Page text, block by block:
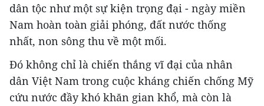
dân tộc như một sự kiện trọng đại - ngày miền
Nam hoàn toàn giải phóng, đất nước thống
nhất, non sông thu về một mối.
Đó không chỉ là chiến thắng vĩ đại của nhân
dân Việt Nam trong cuộc kháng chiến chống Mỹ
cứu nước đầy khó khăn gian khổ, mà còn là